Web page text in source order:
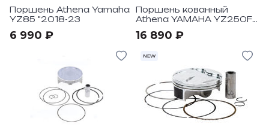
Поршень Athena Yamaha
YZ85 "2018-23
6 990 ₽
Поршень кованный
Athena YAMAHA YZ250F
16 890 ₽
NEW